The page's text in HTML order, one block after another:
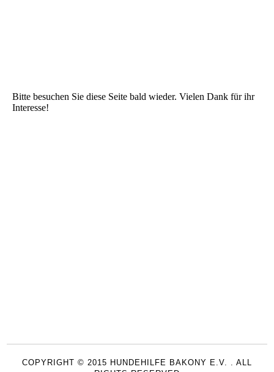
Bitte besuchen Sie diese Seite bald wieder. Vielen Dank für ihr
Interesse!
COPYRIGHT © 2015 HUNDEHILFE BAKONY E.V. . ALL